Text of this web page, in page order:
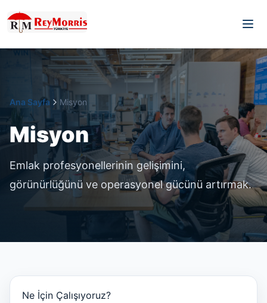
Ana Sayfa Misyon
Misyon
Emlak profesyonellerinin gelişimini,
görünürlüğünü ve operasyonel gücünü artırmak.
Ne İçin Çalışıyoruz?